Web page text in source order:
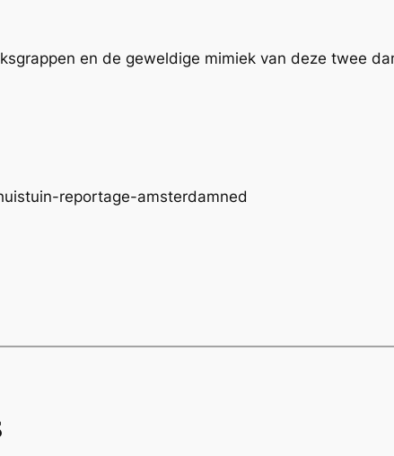
en de geweldige mimiek van deze twee
reportage-amsterdamned